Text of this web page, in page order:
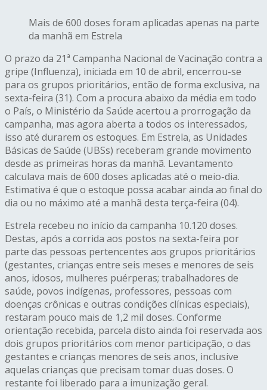
Mais de 600 doses foram aplicadas apenas na parte
da manhã em Estrela
O prazo da 21ª Campanha Nacional de Vacinação contra a
gripe (Influenza), iniciada em 10 de abril, encerrou-se
para os grupos prioritários, então de forma exclusiva, na
sexta-feira (31). Com a procura abaixo da média em todo
o País, o Ministério da Saúde acertou a prorrogação da
campanha, mas agora aberta a todos os interessados,
isso até durarem os estoques. Em Estrela, as Unidades
Básicas de Saúde (UBSs) receberam grande movimento
desde as primeiras horas da manhã. Levantamento
calculava mais de 600 doses aplicadas até o meio-dia.
Estimativa é que o estoque possa acabar ainda ao final do
dia ou no máximo até a manhã desta terça-feira (04).
Estrela recebeu no início da campanha 10.120 doses.
Destas, após a corrida aos postos na sexta-feira por
parte das pessoas pertencentes aos grupos prioritários
(gestantes, crianças entre seis meses e menores de seis
anos, idosos, mulheres puérperas; trabalhadores de
saúde, povos indígenas, professores, pessoas com
doenças crônicas e outras condições clínicas especiais),
restaram pouco mais de 1,2 mil doses. Conforme
orientação recebida, parcela disto ainda foi reservada aos
dois grupos prioritários com menor participação, o das
gestantes e crianças menores de seis anos, inclusive
aquelas crianças que precisam tomar duas doses. O
restante foi liberado para a imunização geral.